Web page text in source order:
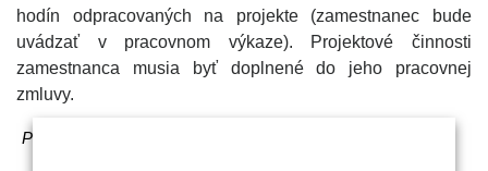
hodín odpracovaných na projekte (zamestnanec bude
uvádzať v pracovnom výkaze). Projektové činnosti
zamestnanca musia byť doplnené do jeho pracovnej
zmluvy.
Pomohla Vám táto odpoveď?